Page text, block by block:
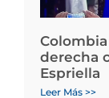
derecha
Espriella
Leer Más >>